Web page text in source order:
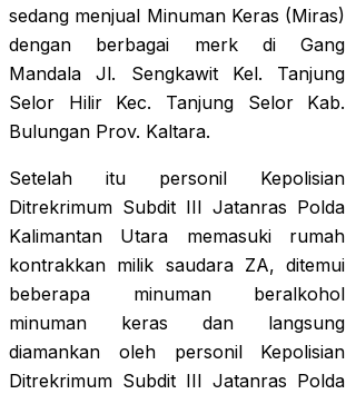
sedang menjual Minuman Keras (Miras)
dengan berbagai merk di Gang
Mandala Jl. Sengkawit Kel. Tanjung
Selor Hilir Kec. Tanjung Selor Kab.
Bulungan Prov. Kaltara.
Setelah itu personil Kepolisian
Ditrekrimum Subdit III Jatanras Polda
Kalimantan Utara memasuki rumah
kontrakkan milik saudara ZA, ditemui
beberapa minuman beralkohol
minuman keras dan langsung
diamankan oleh personil Kepolisian
Ditrekrimum Subdit III Jatanras Polda